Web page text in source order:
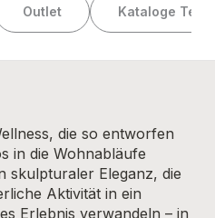
Outlet Kataloge
die so entworfen
in die Wohnabläufe
skulpturaler Eleganz, die
Aktivität in ein
Erlebnis verwandeln – in